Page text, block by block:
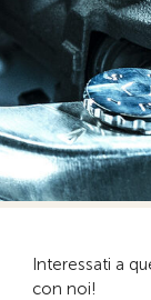
Interessati a
con noi!